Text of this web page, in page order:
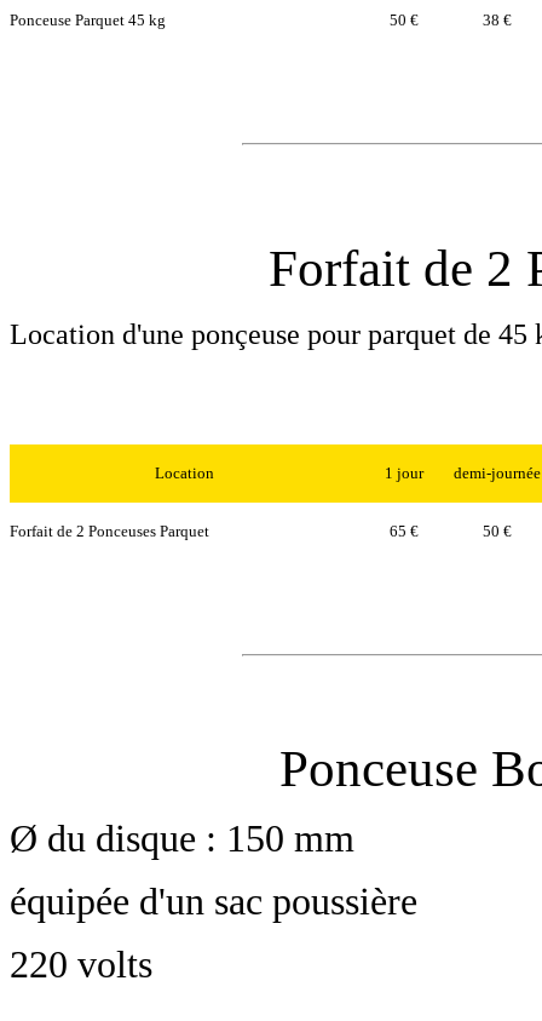
Ponceuse Parquet 45 kg 50 € 38 €
Forfait de 2
Location d'une ponçeuse pour parquet de 45
Location 1 jour demi-journée
Forfait de 2 Ponceuses Parquet 65 € 50 €
Ponceuse
Ø du disque : 150 mm
équipée d'un sac poussière
220 volts